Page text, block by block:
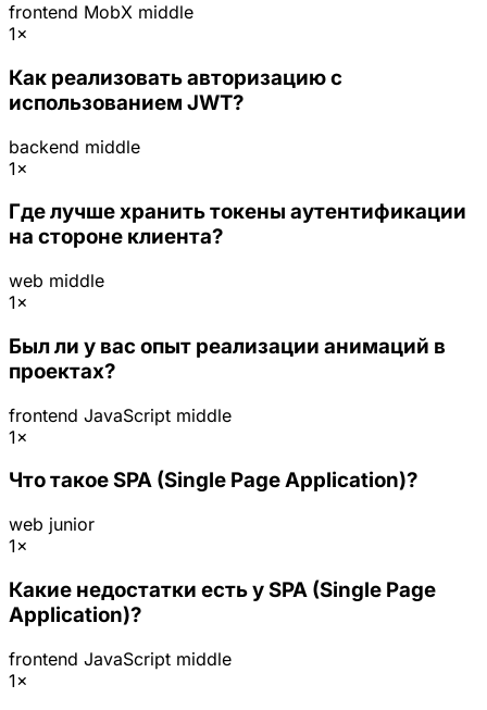
frontend MobX middle
1×
Как реализовать авторизацию с
использованием JWT?
backend middle
1×
Где лучше хранить токены аутентификации
на стороне клиента?
web middle
1×
Был ли у вас опыт реализации анимаций в
проектах?
frontend JavaScript middle
1×
Что такое SPA (Single Page Application)?
web junior
1×
Какие недостатки есть у SPA (Single Page
Application)?
frontend JavaScript middle
1×